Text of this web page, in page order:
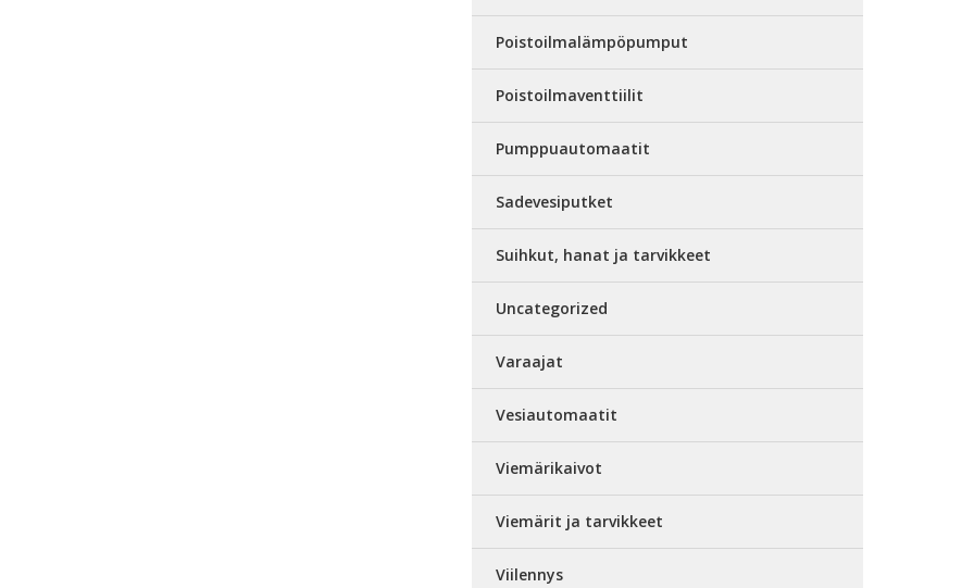
Poistoilmalämpöpumput
Poistoilmaventtiilit
Pumppuautomaatit
Sadevesiputket
Suihkut, hanat ja tarvikkeet
Uncategorized
Varaajat
Vesiautomaatit
Viemärikaivot
Viemärit ja tarvikkeet
Viilennys